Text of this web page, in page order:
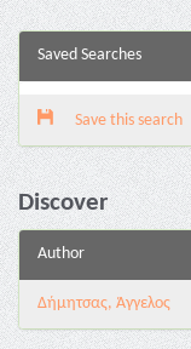
Saved Searches
Save this search
Discover
Author
Δήμητσας, Άγγελος